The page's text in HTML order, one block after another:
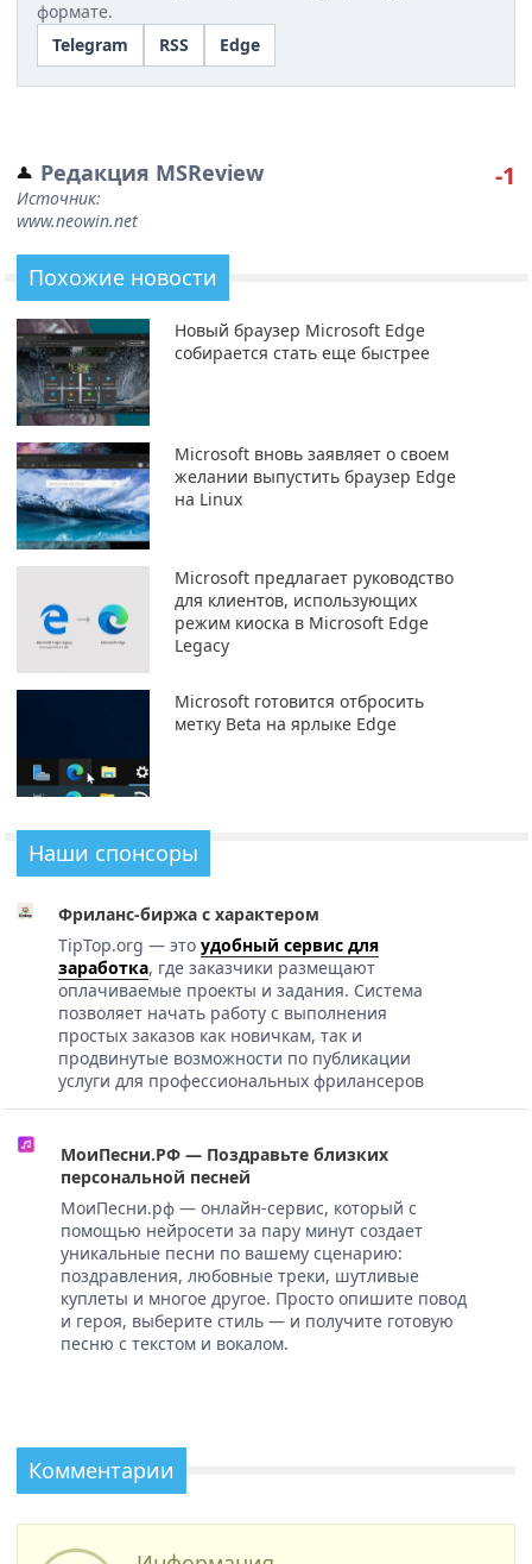
формате.
Telegram
RSS Edge
Редакция MSReview
Источник:
www.neowin.net
-1
Похожие новости
Новый браузер Microsoft Edge
собирается стать еще быстрее
Microsoft вновь заявляет о своем
желании выпустить браузер Edge
на Linux
Microsoft предлагает руководство
для клиентов, использующих
режим киоска в Microsoft Edge
Legacy
Microsoft готовится отбросить
метку Beta на ярлыке Edge
Наши спонсоры
Фриланс-биржа с характером
TipTop.org — это удобный сервис для
заработка, где заказчики размещают
оплачиваемые проекты и задания. Система
позволяет начать работу с выполнения
простых заказов как новичкам, так и
продвинутые возможности по публикации
услуги для профессиональных фрилансеров
МоиПесни.РФ — Поздравьте близких
персональной песней
МоиПесни.рф — онлайн-сервис, который с
помощью нейросети за пару минут создает
уникальные песни по вашему сценарию:
поздравления, любовные треки, шутливые
куплеты и многое другое. Просто опишите повод
и героя, выберите стиль — и получите готовую
песню с текстом и вокалом.
Комментарии